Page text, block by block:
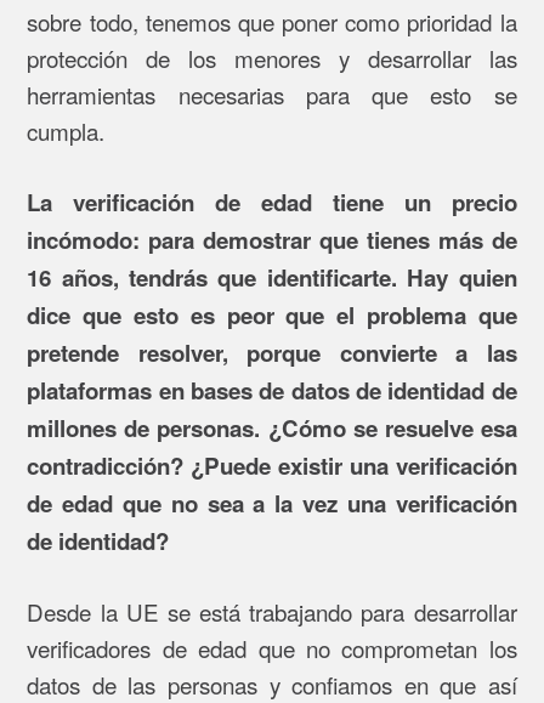
sobre todo, tenemos que poner como prioridad la
protección de los menores y desarrollar las
herramientas necesarias para que esto se
cumpla.
La verificación de edad tiene un precio
incómodo: para demostrar que tienes más de
16 años, tendrás que identificarte. Hay quien
dice que esto es peor que el problema que
pretende resolver, porque convierte a las
plataformas en bases de datos de identidad de
millones de personas. ¿Cómo se resuelve esa
contradicción? ¿Puede existir una verificación
de edad que no sea a la vez una verificación
de identidad?
Desde la UE se está trabajando para desarrollar
verificadores de edad que no comprometan los
datos de las personas y confiamos en que así